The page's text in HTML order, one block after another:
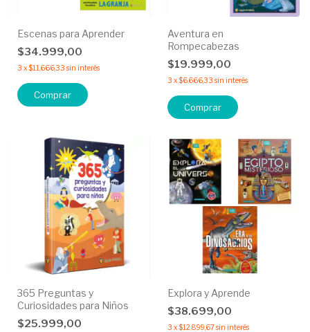
Escenas para Aprender
$34.999,00
3 x$11.666,33 sin interés
Comprar
Aventura en
Rompecabezas
$19.999,00
3 x$6.666,33 sin interés
Comprar
365 Preguntas y
Curiosidades para Niños
$25.999,00
Explora y Aprende
$38.699,00
3 x$12.899,67sin interés